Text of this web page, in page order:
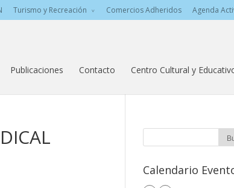
Turismo y Recreación Comercios Adheridos Agenda
Publicaciones Contacto Centro Cultural y
Calendario